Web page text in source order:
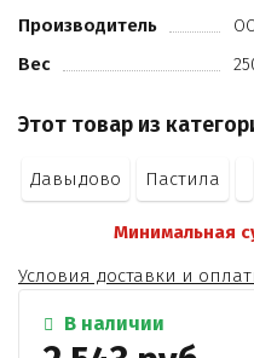
Производитель
Вес
Этот товар из
Давыдово Пастила
Минимальная
Условия доставки и
В наличии